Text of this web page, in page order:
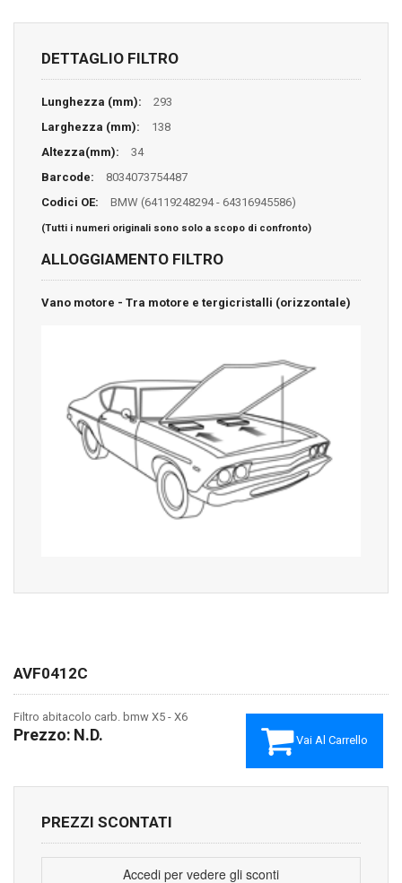
DETTAGLIO FILTRO
Lunghezza (mm):
293
Larghezza (mm):
138
Altezza(mm):
34
Barcode:
8034073754487
Codici OE:
BMW (64119248294 - 64316945586)
(Tutti i numeri originali sono solo a scopo di confronto)
ALLOGGIAMENTO FILTRO
Vano motore - Tra motore e tergicristalli (orizzontale)
AVF0412C
Vai Al Carrello
Filtro abitacolo carb. bmw X5 - X6
Prezzo: N.D.
PREZZI SCONTATI
Accedi per vedere gli sconti